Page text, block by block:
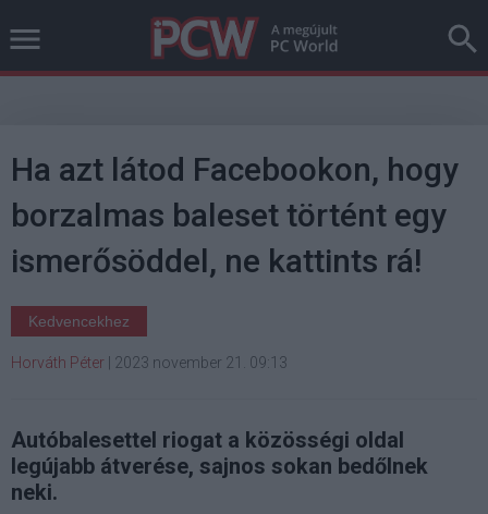
Ha azt látod Facebookon, hogy
borzalmas baleset történt egy
ismerősöddel, ne kattints rá!
Kedvencekhez
Horváth Péter 2023 november 21. 09:13
Autóbalesettel riogat a közösségi oldal
legújabb átverése, sajnos sokan bedőlnek
neki.